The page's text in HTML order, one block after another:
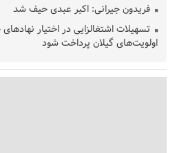
فریدون جیرانی: اکبر عبدی حیف شد
تسهیلات اشتغالزایی در اختیار
اولویت‌های گیلان پرداخت شود
قلعه‌نویی مشخص شد